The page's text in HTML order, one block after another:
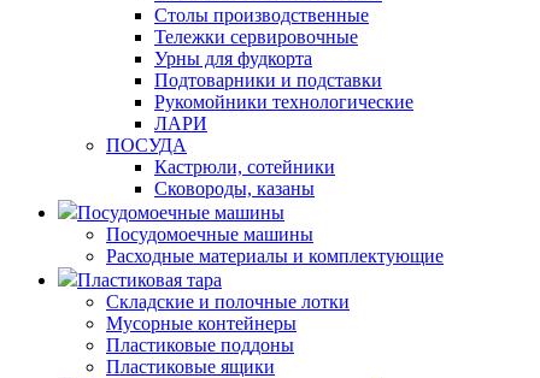
Столы производственные
Тележки сервировочные
Урны для фудкорта
Подтоварники и подставки
Рукомойники технологические
ЛАРИ
ПОСУДА
Кастрюли, сотейники
Сковороды, казаны
Посудомоечные машины
Посудомоечные машины
Расходные материалы и комплектующие
Пластиковая тара
Складские и полочные лотки
Мусорные контейнеры
Пластиковые поддоны
Пластиковые ящики